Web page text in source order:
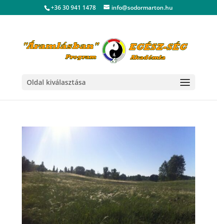
+36 30 941 1478 info@sodormarton.hu
Oldal kiválasztása